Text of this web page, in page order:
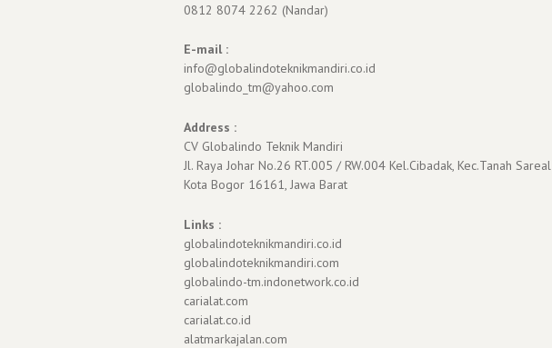
0812 8074 2262 (Nandar)
E-mail :
info@globalindoteknikmandiri.co.id
globalindo_tm@yahoo.com
Address :
CV Globalindo Teknik Mandiri
Jl. Raya Johar No.26 RT.005 / RW.004 Kel.Cibadak, Kec.Tanah Sareal
Kota Bogor 16161, Jawa Barat
Links :
globalindoteknikmandiri.co.id
globalindoteknikmandiri.com
globalindo-tm.indonetwork.co.id
carialat.com
carialat.co.id
alatmarkajalan.com